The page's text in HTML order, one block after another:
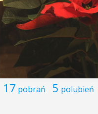
17 pobrań 5 polubień